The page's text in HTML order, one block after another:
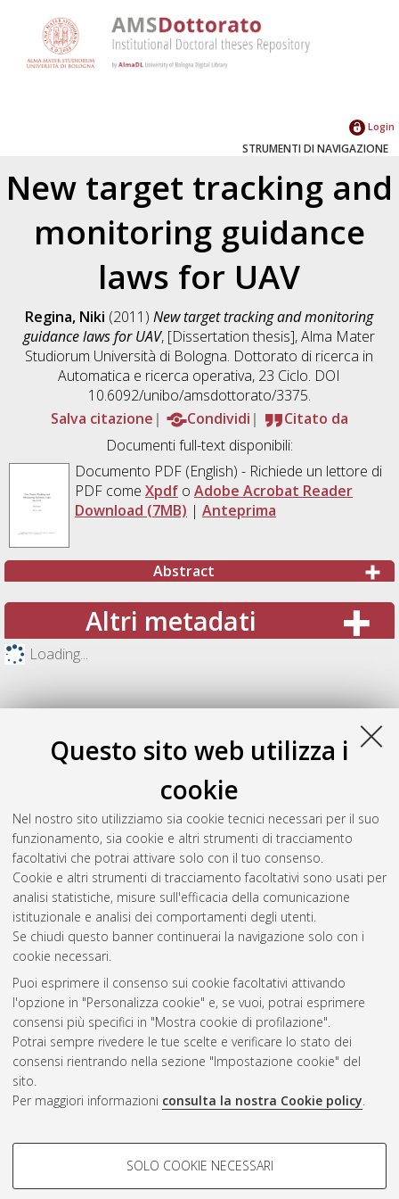
Questo sito web utilizza i
cookie
Nel nostro sito utilizziamo sia cookie tecnici necessari per il suo
funzionamento, sia cookie e altri strumenti di tracciamento
facoltativi che potrai attivare solo con il tuo consenso.
Cookie e altri strumenti di tracciamento facoltativi sono usati per
analisi statistiche, misure sull'efficacia della comunicazione
istituzionale e analisi dei comportamenti degli utenti.
Se chiudi questo banner continuerai la navigazione solo con i
cookie necessari.
Puoi esprimere il consenso sui cookie facoltativi attivando
l'opzione in "Personalizza cookie" e, se vuoi, potrai esprimere
consensi più specifici in "Mostra cookie di profilazione".
Potrai sempre rivedere le tue scelte e verificare lo stato dei
consensi rientrando nella sezione "Impostazione cookie" del
sito.
Per maggiori informazioni consulta la nostra Cookie policy.
COOKIE DI PROFILAZIONE -
SOLO COOKIE NECESSARI
Login
STRUMENTI DI NAVIGAZIONE
New target tracking and
monitoring guidance
laws for UAV
Regina, Niki (2011)New target tracking and monitoring
guidance laws for UAV, [Dissertation thesis], Alma Mater
Studiorum Università di Bologna. Dottorato di ricerca in
Automatica e ricerca operativa, 23 Ciclo. DOI
10.6092/unibo/amsdottorato/3375.
Salva citazione
Condividi
Citato da
Documenti full-text disponibili:
Documento PDF(English) - Richiede un lettore di
PDF come Xpdfo Adobe Acrobat Reader
Download (7MB) | Anteprima
Abstract
Altri metadati
Loading...
Gestione del documento:
Atom
Rss 1.0
Rss 2.0
ISSN: 2038-7946
Impostazioni Cookie
Informativa sulla privacy
Condizioni d’uso del sito